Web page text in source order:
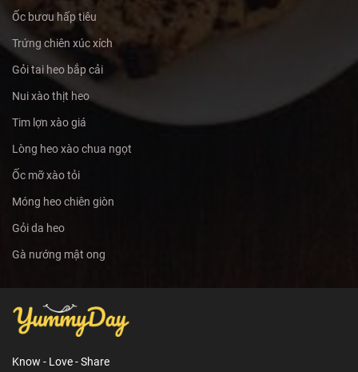
Ốc bươu hấp tiêu
Trứng chiên xúc xích
Gỏi tai heo bắp cải
Nui xào thịt heo
Tim lợn xào giá
Lòng heo xào chua ngọt
Ốc mỡ xào tỏi
Móng heo chiên giòn
Gỏi da heo
Gà nướng mật ong
Know - Love - Share